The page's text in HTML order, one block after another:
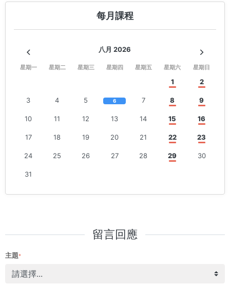
每月課程
八月 2026
星期一 星期二 星期三 星期四 星期五 星期六 星期日
1 2
3 4 5 6 7 8 9
10 11 12 13 14 15 16
17 18 19 20 21 22 23
24 25 26 27 28 29 30
31
留言回應
主題*